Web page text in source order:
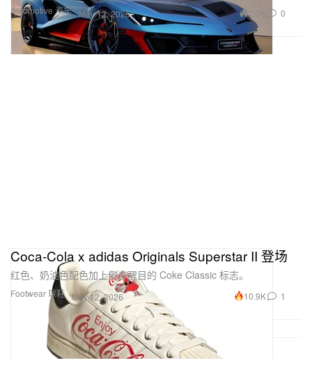
Automotive 汽车
May 12, 2026
2.0K 0
Footwear 球鞋
Coca-Cola x adidas Originals Superstar II 登场
红色、奶油色配色加上侧身醒目的 Coke Classic 标志。
May 12, 2026 10.9K 1